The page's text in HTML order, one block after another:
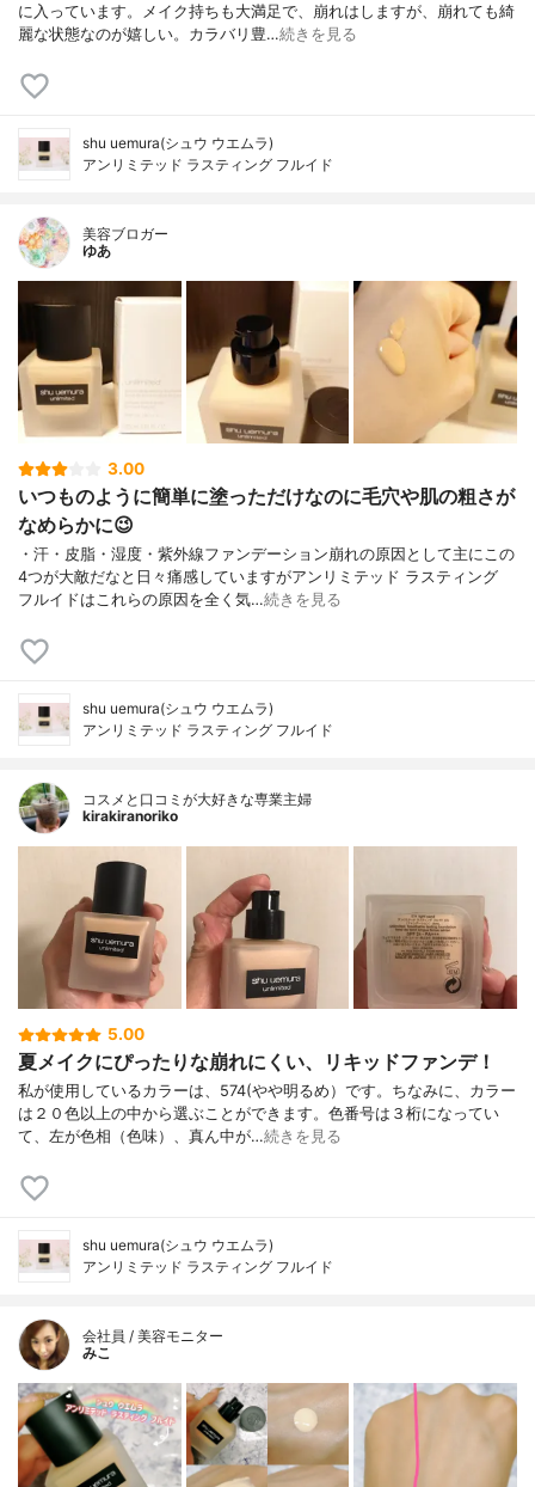
に入っています。メイク持ちも大満足で、崩れはしますが、崩れても綺
麗な状態なのが嬉しい。カラバリ豊…続きを見る
shu uemura(シュウ ウエムラ)
アンリミテッド ラスティング フルイド
美容ブロガー
ゆあ
3.00
いつものように簡単に塗っただけなのに毛穴や肌の粗さが
なめらかに😉
・汗・皮脂・湿度・紫外線ファンデーション崩れの原因として主にこの
4つが大敵だなと日々痛感していますがアンリミテッド ラスティング
フルイドはこれらの原因を全く気…続きを見る
shu uemura(シュウ ウエムラ)
アンリミテッド ラスティング フルイド
コスメと口コミが大好きな専業主婦
kirakiranoriko
5.00
夏メイクにぴったりな崩れにくい、リキッドファンデ！
私が使用しているカラーは、574(やや明るめ）です。ちなみに、カラー
は２０色以上の中から選ぶことができます。色番号は３桁になってい
て、左が色相（色味）、真ん中が…続きを見る
shu uemura(シュウ ウエムラ)
アンリミテッド ラスティング フルイド
会社員 / 美容モニター
みこ